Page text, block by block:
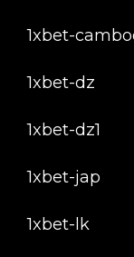
1xbet-
1xbet-dz
1xbet-dz1
1xbet-jap
1xbet-lk